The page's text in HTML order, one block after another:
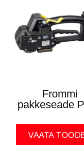
Frommi
pakkeseade
VAATA